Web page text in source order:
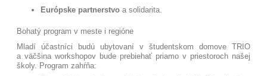
Európske partnerstvo a solidarita.
Bohatý program v meste i regióne
Mladí účastníci budú ubytovaní v študentskom domove TRIO
a väčšina workshopov bude prebiehať priamo v priestoroch našej
školy. Program zahŕňa: